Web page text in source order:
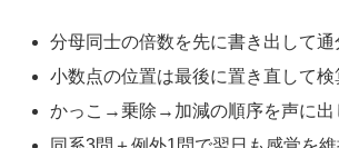
分母同士の倍数を先に書き出して通
小数点の位置は最後に置き直して検
かっこ→乗除→加減の順序を声に出